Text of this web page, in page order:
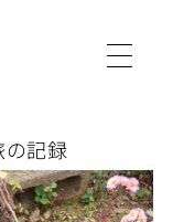
記録